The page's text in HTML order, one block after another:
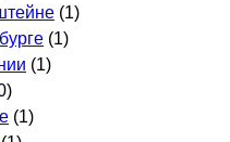
(1)
(1)
(1)
(1)